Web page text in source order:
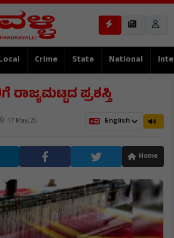
Crime State National
ರಾಜ್ಯಮಟ್ಟದ ಪ್ರಶಸ್ತಿ
17 May, 25
Home